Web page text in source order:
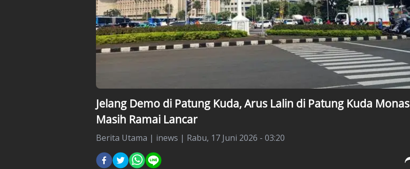
Jelang Demo di Patung Kuda, Arus Lalin di Patung Kuda Monas
Masih Ramai Lancar
Berita Utama | inews | Rabu, 17 Juni 2026 - 03:20